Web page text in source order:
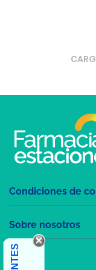
Condiciones de
Sobre nosotros